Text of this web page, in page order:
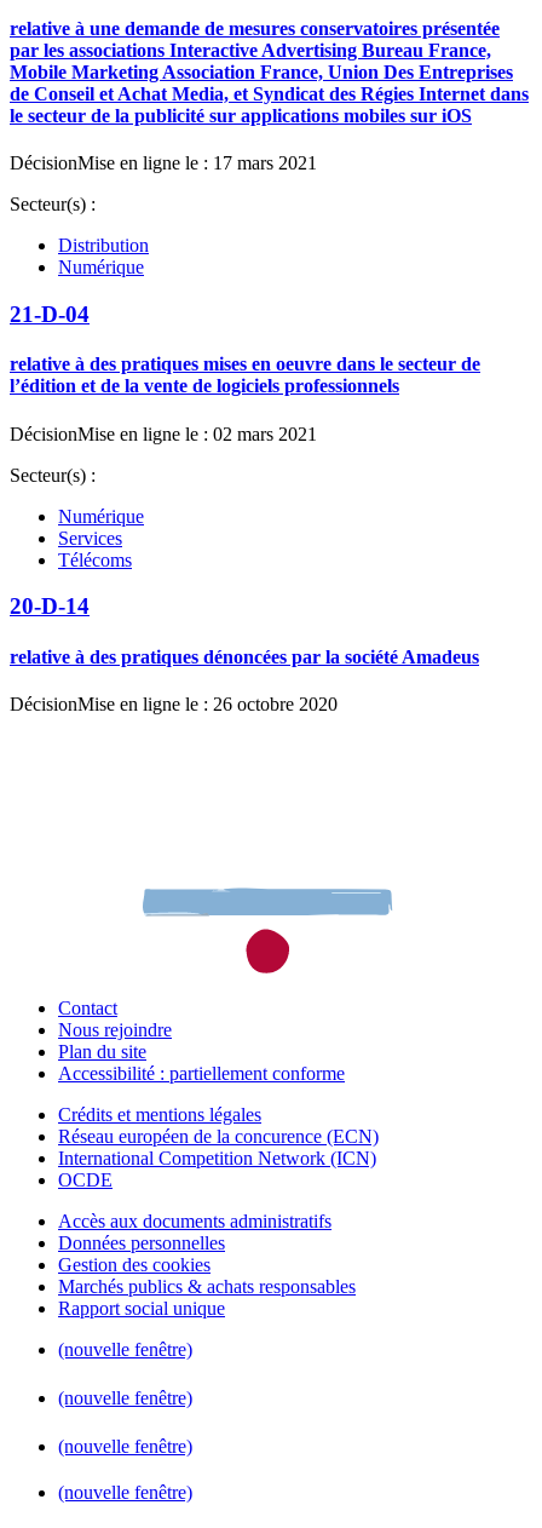
relative à une demande de mesures conservatoires présentée
par les associations Interactive Advertising Bureau France,
Mobile Marketing Association France, Union Des Entreprises
de Conseil et Achat Media, et Syndicat des Régies Internet dans
le secteur de la publicité sur applications mobiles sur iOS
DécisionMise en ligne le : 17 mars 2021
Secteur(s) :
Distribution
Numérique
21-D-04
relative à des pratiques mises en oeuvre dans le secteur de
l’édition et de la vente de logiciels professionnels
DécisionMise en ligne le : 02 mars 2021
Secteur(s) :
Numérique
Services
Télécoms
20-D-14
relative à des pratiques dénoncées par la société Amadeus
DécisionMise en ligne le : 26 octobre 2020
Contact
Nous rejoindre
Plan du site
Accessibilité : partiellement conforme
Crédits et mentions légales
Réseau européen de la concurence (ECN)
International Competition Network (ICN)
OCDE
Accès aux documents administratifs
Données personnelles
Gestion des cookies
Marchés publics & achats responsables
Rapport social unique
(nouvelle fenêtre)
(nouvelle fenêtre)
(nouvelle fenêtre)
(nouvelle fenêtre)